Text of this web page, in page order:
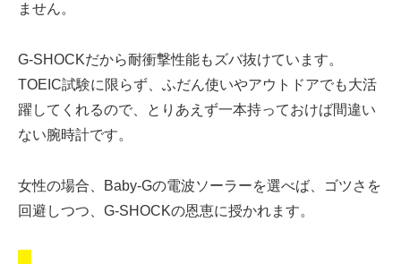
ません。
G-SHOCKだから耐衝撃性能もズバ抜けています。
TOEIC試験に限らず、ふだん使いやアウトドアでも大活
躍してくれるので、とりあえず一本持っておけば間違い
ない腕時計です。
女性の場合、Baby-Gの電波ソーラーを選べば、ゴツさを
回避しつつ、G-SHOCKの恩恵に授かれます。